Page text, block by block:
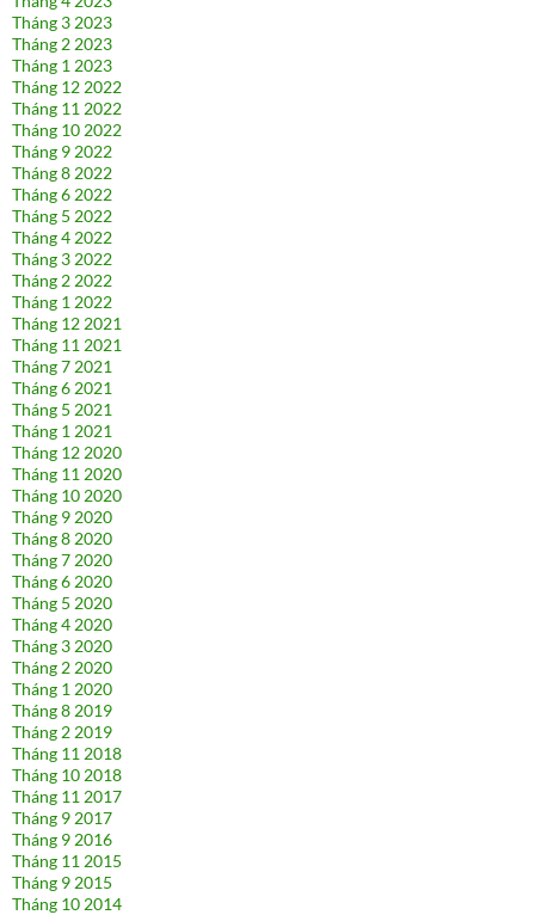
Tháng 3 2023
Tháng 2 2023
Tháng 1 2023
Tháng 12 2022
Tháng 11 2022
Tháng 10 2022
Tháng 9 2022
Tháng 8 2022
Tháng 6 2022
Tháng 5 2022
Tháng 4 2022
Tháng 3 2022
Tháng 2 2022
Tháng 1 2022
Tháng 12 2021
Tháng 11 2021
Tháng 7 2021
Tháng 6 2021
Tháng 5 2021
Tháng 1 2021
Tháng 12 2020
Tháng 11 2020
Tháng 10 2020
Tháng 9 2020
Tháng 8 2020
Tháng 7 2020
Tháng 6 2020
Tháng 5 2020
Tháng 4 2020
Tháng 3 2020
Tháng 2 2020
Tháng 1 2020
Tháng 8 2019
Tháng 2 2019
Tháng 11 2018
Tháng 10 2018
Tháng 11 2017
Tháng 9 2017
Tháng 9 2016
Tháng 11 2015
Tháng 9 2015
Tháng 10 2014